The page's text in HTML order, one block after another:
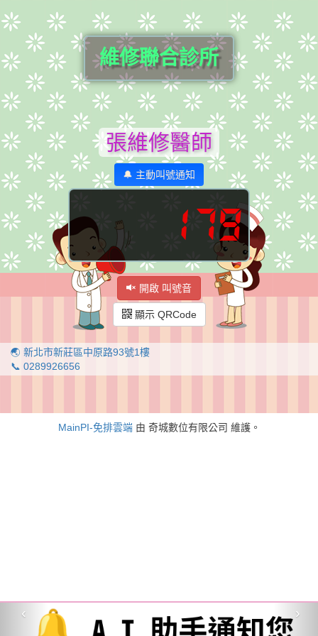
維修聯合診所
張維修醫師
🔔 主動叫號通知
179
開啟 叫號音
顯示 QRCode
🌏 新北市新莊區中原路93號1樓
📞 0289926656
‹ ›
MainPI-免排雲端由 奇城數位有限公司 維護。